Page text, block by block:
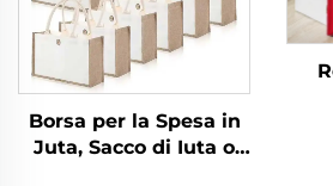
Borsa per la Spesa in
Juta, Sacco di Iuta o